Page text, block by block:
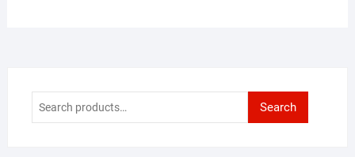
Search
Search